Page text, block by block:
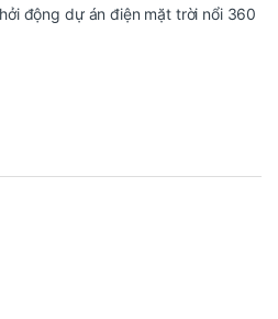
động dự án điện mặt trời nổi 360